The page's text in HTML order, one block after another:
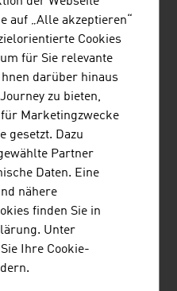
für eine oder mehrere
oder in fremden
gebucht werden.
die
mit großen
und innovativen
Geschichte,
breites Publikum.
Eigenproduktionen
Erde verkauft. Zu den
gehört auch die BBC.
eines der führenden
auf „Alle akzeptieren“
Cookies
für Sie relevante
darüber hinaus
zu bieten,
Marketingzwecke
gesetzt. Dazu
Partner
Daten. Eine
nähere
finden Sie in
Unter
Ihre Cookie-